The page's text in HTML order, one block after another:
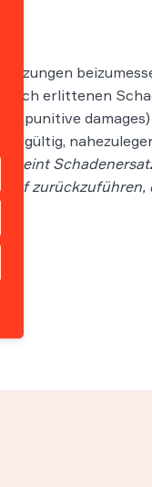
erlittenen
(punitive
zurückzuführen,